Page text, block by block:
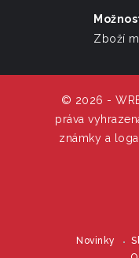
Zboží
© 2026 -
práva
známky a
Novinky